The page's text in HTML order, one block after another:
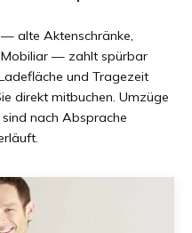
alte Aktenschränke,
Mobiliar — zahlt spürbar
und Tragezeit
direkt mitbuchen. Umzüge
nach Absprache